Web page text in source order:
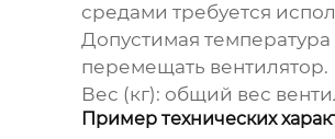
средами требуется
Допустимая
перемещать вентилятор.
Вес (кг): общий вес
Пример технических